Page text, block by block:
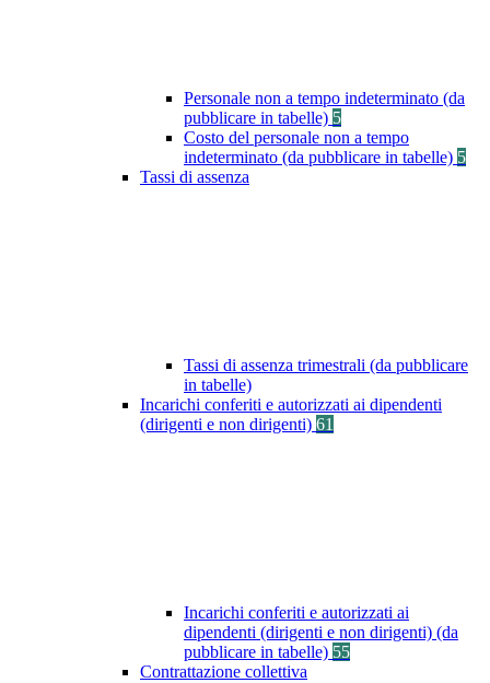
Personale non a tempo indeterminato (da
pubblicare in tabelle) 5
Costo del personale non a tempo
indeterminato (da pubblicare in tabelle) 5
Tassi di assenza
Tassi di assenza trimestrali (da pubblicare
in tabelle)
Incarichi conferiti e autorizzati ai dipendenti
(dirigenti e non dirigenti) 61
Incarichi conferiti e autorizzati ai
dipendenti (dirigenti e non dirigenti) (da
pubblicare in tabelle) 55
Contrattazione collettiva